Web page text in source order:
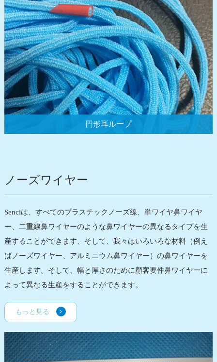
円形耳ループ
ノーズワイヤー
Senciは、すべてのプラスチックノーズ線、単ワイヤ鼻ワイヤ
ー、二重線鼻ワイヤーのような鼻ワイヤーの異なるタイプを生
産することができます、そして、我々はいろいろな材料（例え
ばノーズワイヤー、アルミニウム鼻ワイヤー）の鼻ワイヤーを
生産します。そして、幅と厚さのために顧客要件鼻ワイヤーに
よって異なる生産をすることができます。
もっと見る